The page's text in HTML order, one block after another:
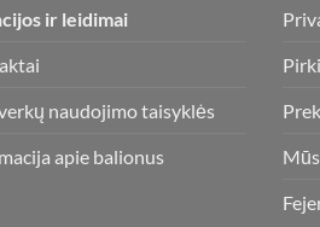
ir leidimai
naudojimo taisyklės
apie balionus